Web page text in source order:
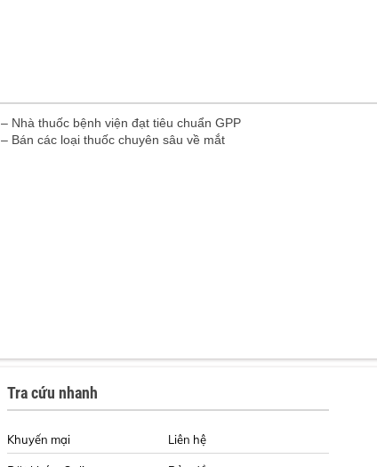
– Nhà thuốc bệnh viện đạt tiêu chuẩn GPP
– Bán các loại thuốc chuyên sâu về mắt
Tra cứu nhanh
Khuyến mại Liên hệ